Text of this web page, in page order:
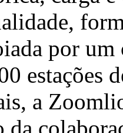
por um
estações
a
da